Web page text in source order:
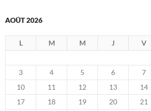
AOÛT 2026
L M M J V
3
4 5 6 7
10
11 12 13 14
17
18 19 20 21